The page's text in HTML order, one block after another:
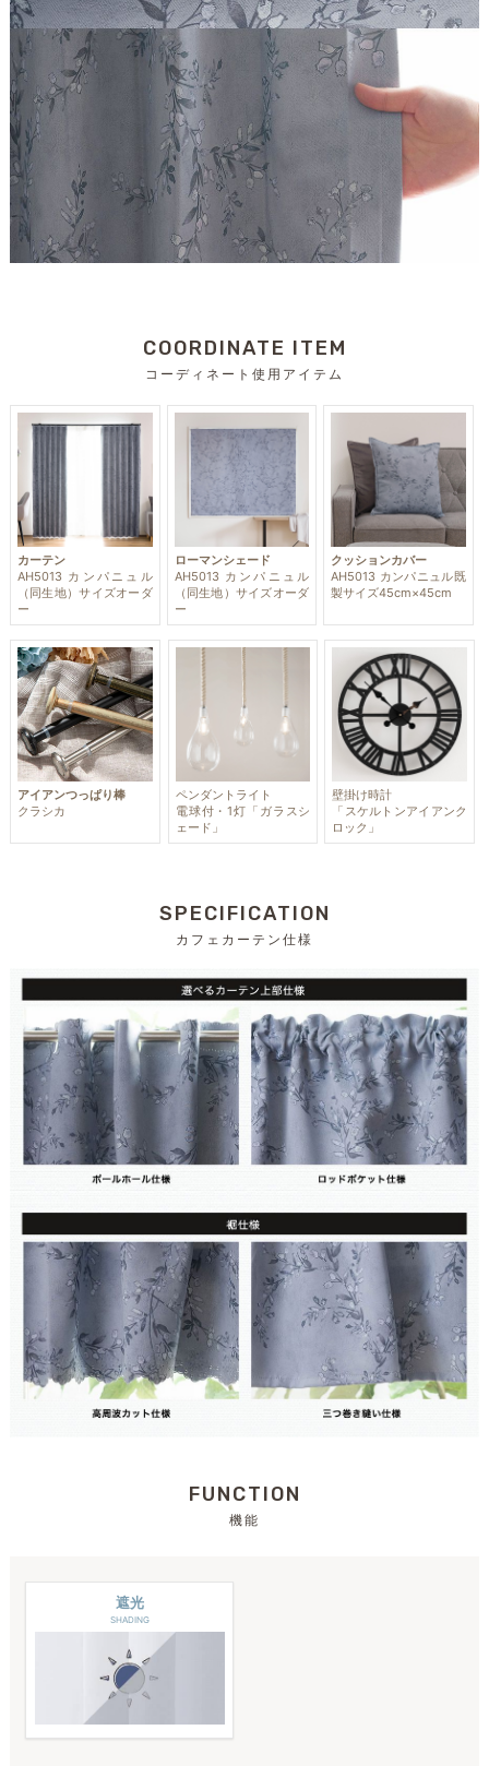
COORDINATE ITEM
コーディネート使用アイテム
カーテン
AH5013 カンパニュル
（同生地）サイズオーダ
ー
ローマンシェード
AH5013 カンパニュル
（同生地）サイズオーダ
ー
クッションカバー
AH5013 カンパニュル既
製サイズ45cm×45cm
アイアンつっぱり棒
クラシカ
ペンダントライト
電球付・1灯「ガラスシ
ェード」
壁掛け時計
「スケルトンアイアンク
ロック」
SPECIFICATION
カフェカーテン仕様
FUNCTION
機能
遮光
SHADING